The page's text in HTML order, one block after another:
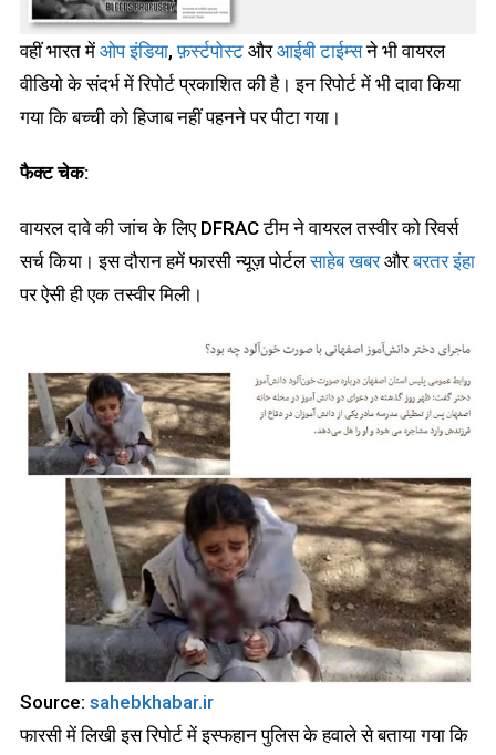
वहीं भारत में ओप इंडिया,फ़र्स्टपोस्टऔरआईबी टाईम्सने भी वायरल
वीडियो के संदर्भ में रिपोर्ट प्रकाशित की है। इन रिपोर्ट में भी दावा किया
गया कि बच्ची को हिजाब नहीं पहनने पर पीटा गया।
फैक्ट चेक:
वायरल दावे की जांच के लिए DFRAC टीम ने वायरल तस्वीर को रिवर्स
सर्च किया। इस दौरान हमें फारसी न्यूज़ पोर्टलसाहेब खबरऔरबरतर इंहा
पर ऐसी ही एक तस्वीर मिली।
Source: sahebkhabar.ir
फारसी में लिखी इस रिपोर्ट में इस्फहान पुलिस के हवाले से बताया गया कि